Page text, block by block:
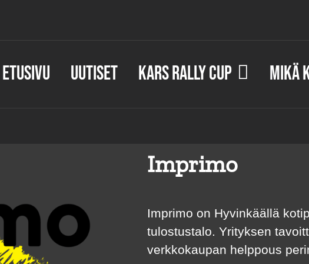
Etusivu Uutiset KARS Rally Cup Mikä
Imprimo
Imprimo on Hyvinkäällä
tulostustalo. Yrityksen
verkkokaupan helppous